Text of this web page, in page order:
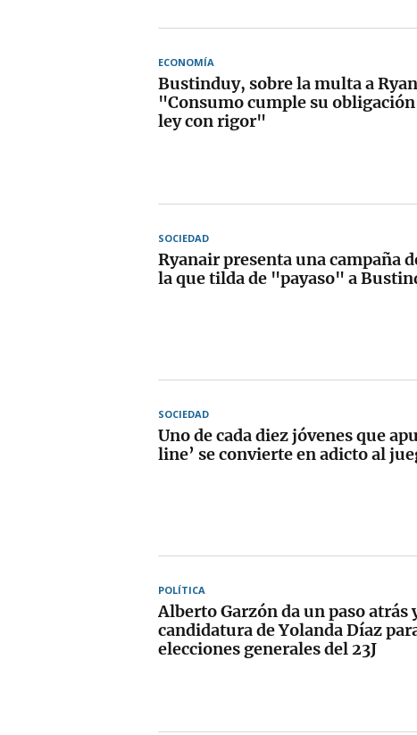
ECONOMÍA
Bustinduy, sobre la multa a
"Consumo cumple su
ley con rigor"
SOCIEDAD
Ryanair presenta una campaña
la que tilda de "payaso" a
SOCIEDAD
Uno de cada diez jóvenes que
line’ se convierte en adicto al
POLÍTICA
Alberto Garzón da un paso atrás
candidatura de Yolanda Díaz
elecciones generales del 23J